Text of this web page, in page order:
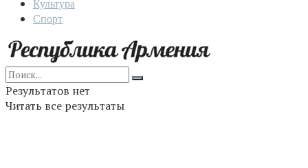
Культура
Спорт
Результатов нет
Читать все результаты